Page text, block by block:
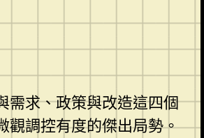
需求、政策與改造這四個
觀調控有度的傑出局勢。